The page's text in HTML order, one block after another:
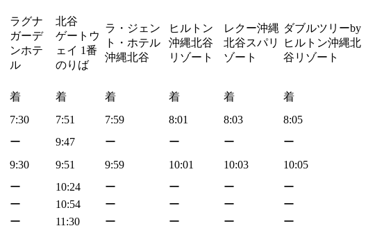
ラグナ
ガーデ
ンホテ
ル
北谷
ゲートウ
ェイ 1番
のりば
ラ・ジェン
ト・ホテル
沖縄北谷
ヒルトン
沖縄北谷
リゾート
レクー沖縄
北谷スパリ
ゾート
ダブルツリーby
ヒルトン沖縄北
谷リゾート
着 着 着 着 着
着
7:30 7:51 7:59 8:01 8:03
8:05
ー 9:47 ー ー ー
ー
9:30 9:51 9:59 10:01 10:03
10:05
ー 10:24 ー ー ー
ー
ー 10:54 ー ー ー
ー
ー 11:30 ー ー ー
ー